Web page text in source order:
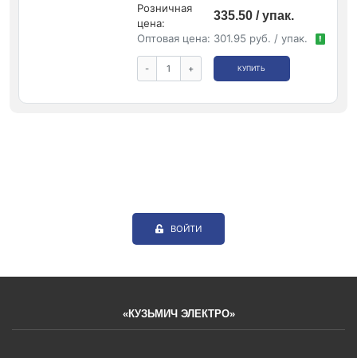
Розничная
цена:
335.50 / упак.
Оптовая цена: 301.95 руб. / упак. !
- + КУПИТЬ
ВОЙТИ
«КУЗЬМИЧ ЭЛЕКТРО»